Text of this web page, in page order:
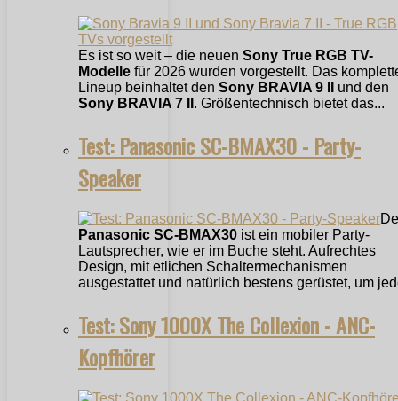
Es ist so weit – die neuen Sony True RGB TV-
Modelle für 2026 wurden vorgestellt. Das
Lineup beinhaltet den Sony BRAVIA 9 II
und den
Sony BRAVIA 7 II . Größentechnisch bietet das...
Test: Panasonic SC-BMAX30 - Party-
Speaker
Panasonic SC-BMAX30 ist ein mobiler Party-
Lautsprecher, wie er im Buche steht. Aufrechtes
Design, mit etlichen Schaltermechanismen
ausgestattet und natürlich bestens gerüstet, um
Test: Sony 1000X The Collexion - ANC-
Kopfhörer